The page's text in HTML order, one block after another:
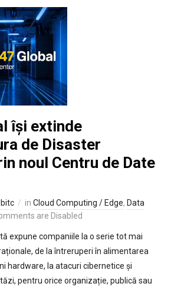
își extinde
de Disaster
noul Centru de Date
in Cloud Computing / Edge, Data
are Disabled
expune companiile la o serie tot mai
de la întreruperi în alimentarea
hardware, la atacuri cibernetice și
pentru orice organizație, publică sau